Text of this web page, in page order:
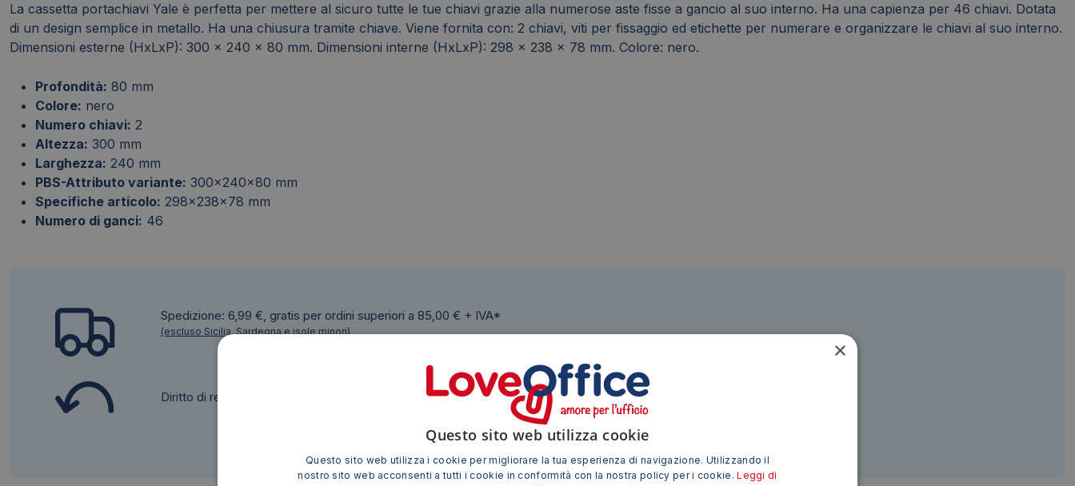
La cassetta portachiavi Yale è perfetta per mettere al sicuro tutte le tue chiavi grazie alla numerose aste fisse a gancio al suo interno. Ha una capienza per 46 chiavi. Dotata
di un design semplice in metallo. Ha una chiusura tramite chiave. Viene fornita con: 2 chiavi, viti per fissaggio ed etichette per numerare e organizzare le chiavi al suo interno.
Dimensioni esterne (HxLxP): 300 x 240 x 80 mm. Dimensioni interne (HxLxP): 298 x 238 x 78 mm. Colore: nero.
Profondità: 80 mm
Colore: nero
Numero chiavi: 2
Altezza: 300 mm
Larghezza: 240 mm
PBS-Attributo variante: 300x240x80 mm
Specifiche articolo: 298x238x78 mm
Numero di ganci: 46
Spedizione: 6,99 €, gratis per ordini superiori a 85,00 € + IVA*
(escluso Sicilia, Sardegna e isole minori)
Diritto di recesso
×
Questo sito web utilizza cookie
Questo sito web utilizza i cookie per migliorare la tua esperienza di navigazione. Utilizzando il
nostro sito web acconsenti a tutti i cookie in conformità con la nostra policy per i cookie.Leggi di